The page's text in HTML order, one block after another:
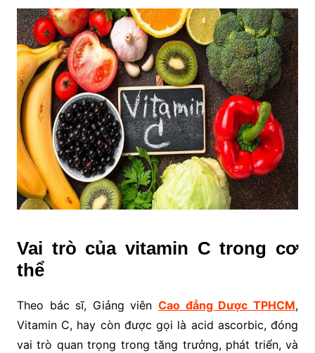
Vai trò của vitamin C trong cơ
thể
Theo bác sĩ, Giảng viênCao đẳng Dược TPHCM,
Vitamin C, hay còn được gọi là acid ascorbic, đóng
vai trò quan trọng trong tăng trưởng, phát triển, và